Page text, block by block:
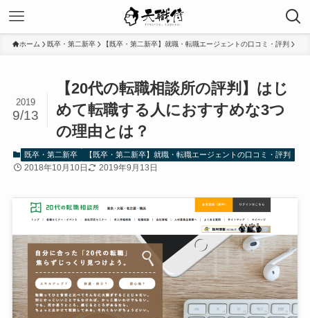
ホーム 既卒・第二新卒 【既卒・第二新卒】就職・転職エージェントの口コミ・評判
【20代の転職相談所の評判】はじ
めて転職する人におすすめな3つ
の理由とは？
2019
9/13
既卒・第二新卒 【既卒・第二新卒】就職・転職エージェントの口コミ・評判
2018年10月10日 2019年9月13日